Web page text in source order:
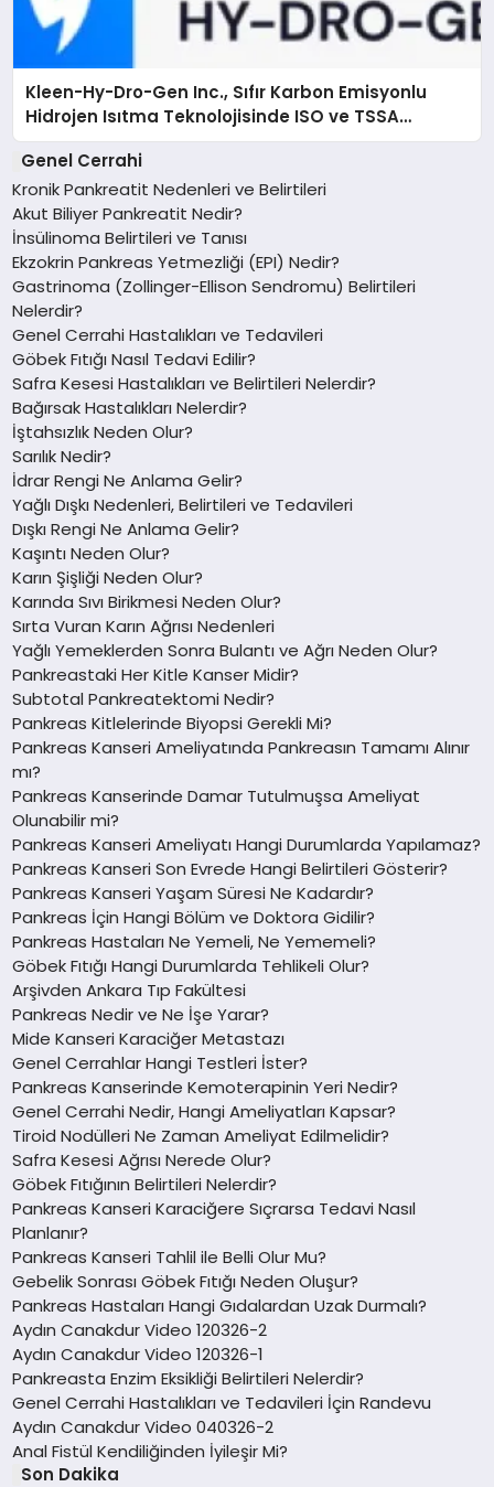
Kleen-Hy-Dro-Gen Inc., Sıfır Karbon Emisyonlu
Hidrojen Isıtma Teknolojisinde ISO ve TSSA
Düzenleyici Onaylarını Aldı
Genel Cerrahi
Kronik Pankreatit Nedenleri ve Belirtileri
Akut Biliyer Pankreatit Nedir?
İnsülinoma Belirtileri ve Tanısı
Ekzokrin Pankreas Yetmezliği (EPI) Nedir?
Gastrinoma (Zollinger-Ellison Sendromu) Belirtileri
Nelerdir?
Genel Cerrahi Hastalıkları ve Tedavileri
Göbek Fıtığı Nasıl Tedavi Edilir?
Safra Kesesi Hastalıkları ve Belirtileri Nelerdir?
Bağırsak Hastalıkları Nelerdir?
İştahsızlık Neden Olur?
Sarılık Nedir?
İdrar Rengi Ne Anlama Gelir?
Yağlı Dışkı Nedenleri, Belirtileri ve Tedavileri
Dışkı Rengi Ne Anlama Gelir?
Kaşıntı Neden Olur?
Karın Şişliği Neden Olur?
Karında Sıvı Birikmesi Neden Olur?
Sırta Vuran Karın Ağrısı Nedenleri
Yağlı Yemeklerden Sonra Bulantı ve Ağrı Neden Olur?
Pankreastaki Her Kitle Kanser Midir?
Subtotal Pankreatektomi Nedir?
Pankreas Kitlelerinde Biyopsi Gerekli Mi?
Pankreas Kanseri Ameliyatında Pankreasın Tamamı Alınır
mı?
Pankreas Kanserinde Damar Tutulmuşsa Ameliyat
Olunabilir mi?
Pankreas Kanseri Ameliyatı Hangi Durumlarda Yapılamaz?
Pankreas Kanseri Son Evrede Hangi Belirtileri Gösterir?
Pankreas Kanseri Yaşam Süresi Ne Kadardır?
Pankreas İçin Hangi Bölüm ve Doktora Gidilir?
Pankreas Hastaları Ne Yemeli, Ne Yememeli?
Göbek Fıtığı Hangi Durumlarda Tehlikeli Olur?
Arşivden Ankara Tıp Fakültesi
Pankreas Nedir ve Ne İşe Yarar?
Mide Kanseri Karaciğer Metastazı
Genel Cerrahlar Hangi Testleri İster?
Pankreas Kanserinde Kemoterapinin Yeri Nedir?
Genel Cerrahi Nedir, Hangi Ameliyatları Kapsar?
Tiroid Nodülleri Ne Zaman Ameliyat Edilmelidir?
Safra Kesesi Ağrısı Nerede Olur?
Göbek Fıtığının Belirtileri Nelerdir?
Pankreas Kanseri Karaciğere Sıçrarsa Tedavi Nasıl
Planlanır?
Pankreas Kanseri Tahlil ile Belli Olur Mu?
Gebelik Sonrası Göbek Fıtığı Neden Oluşur?
Pankreas Hastaları Hangi Gıdalardan Uzak Durmalı?
Aydın Canakdur Video 120326-2
Aydın Canakdur Video 120326-1
Pankreasta Enzim Eksikliği Belirtileri Nelerdir?
Genel Cerrahi Hastalıkları ve Tedavileri İçin Randevu
Aydın Canakdur Video 040326-2
Anal Fistül Kendiliğinden İyileşir Mi?
Son Dakika